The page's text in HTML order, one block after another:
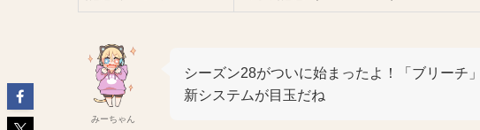
みーちゃん
シーズン28がついに始まったよ！「ブリーチ
新システムが目玉だね